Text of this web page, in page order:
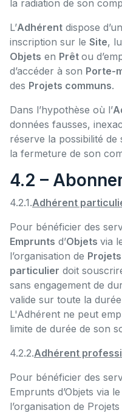
la radiation de son
L’Adhérent dispose
inscription sur le Site,
Objets en Prêt ou
d’accéder à son Porte-
des Projets communs.
Dans l’hypothèse où l’
données fausses,
réserve la possibilité
la fermeture de son
4.2 –
4.2.1.Adhérent
Pour bénéficier des
Emprunts d’Objets via
l’organisation de
particulier doit
sans engagement de
valide sur toute la
L'Adhérent ne peut
limite de durée de son
4.2.2.Adhérent
Pour bénéficier des
Emprunts d’Objets via
l’organisation de